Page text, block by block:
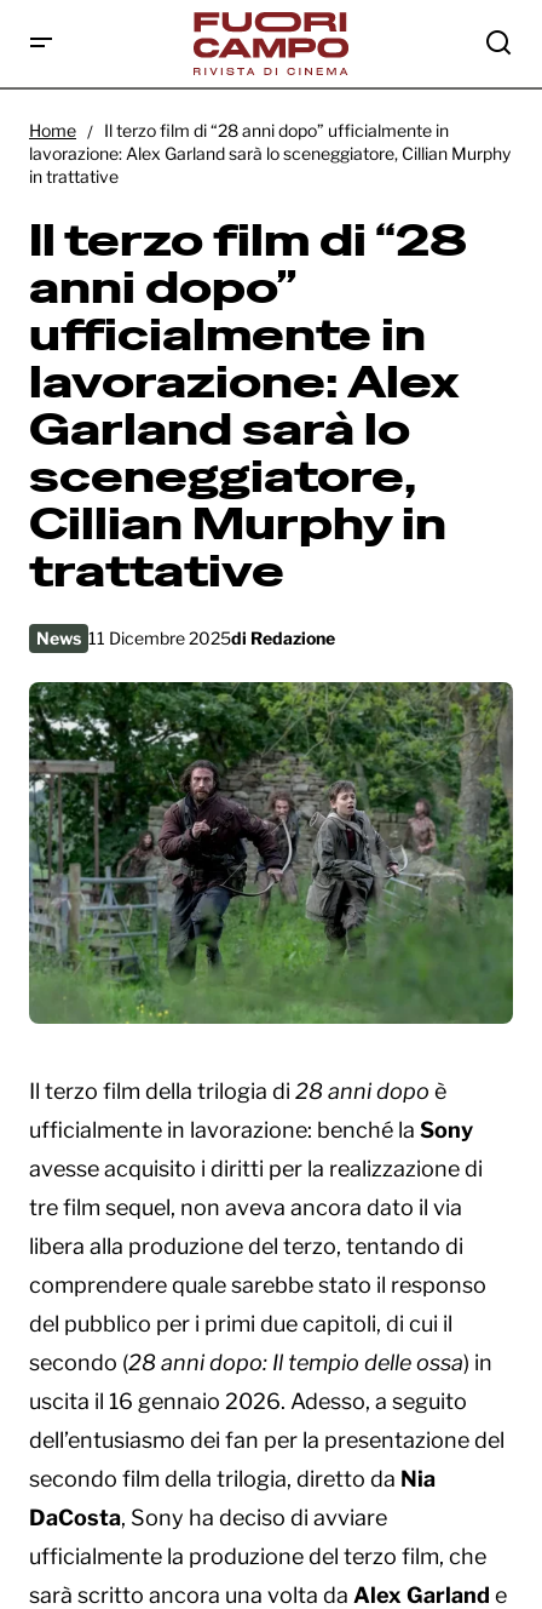
in lavorazione: Alex Garland sarà lo
sceneggiatore, Cillian Murphy in trattative
Home
Il terzo film di “28 anni dopo” ufficialmente in
lavorazione: Alex Garland sarà lo sceneggiatore, Cillian Murphy
in trattative
Il terzo film di “28
anni dopo”
ufficialmente in
lavorazione: Alex
Garland sarà lo
sceneggiatore,
Cillian Murphy in
trattative
News 11 Dicembre 2025di Redazione
Il terzo film della trilogia di 28 anni dopo è
ufficialmente in lavorazione: benché la Sony
avesse acquisito i diritti per la realizzazione di
tre film sequel, non aveva ancora dato il via
libera alla produzione del terzo, tentando di
comprendere quale sarebbe stato il responso
del pubblico per i primi due capitoli, di cui il
secondo (28 anni dopo: Il tempio delle ossa) in
uscita il 16 gennaio 2026. Adesso, a seguito
dell’entusiasmo dei fan per la presentazione del
secondo film della trilogia, diretto da Nia
DaCosta, Sony ha deciso di avviare
ufficialmente la produzione del terzo film, che
sarà scritto ancora una volta da Alex Garland e